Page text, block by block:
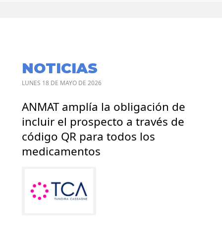
NOTICIAS
LUNES 18 DE MAYO DE 2026
ANMAT amplía la obligación de
incluir el prospecto a través de
código QR para todos los
medicamentos